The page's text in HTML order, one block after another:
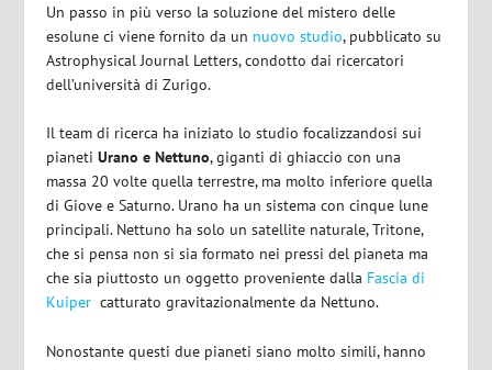
Un passo in più verso la soluzione del mistero delle
esolune ci viene fornito da un nuovo studio, pubblicato su
Astrophysical Journal Letters, condotto dai ricercatori
dell’università di Zurigo.
Il team di ricerca ha iniziato lo studio focalizzandosi sui
pianetiUrano e Nettuno, giganti di ghiaccio con una
massa 20 volte quella terrestre, ma molto inferiore quella
di Giove e Saturno. Urano ha un sistema con cinque lune
principali. Nettuno ha solo un satellite naturale, Tritone,
che si pensa non si sia formato nei pressi del pianeta ma
che sia piuttosto un oggetto proveniente dalla Fascia di
Kuiper catturato gravitazionalmente da Nettuno.
Nonostante questi due pianeti siano molto simili, hanno